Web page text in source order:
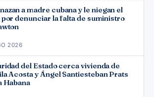
a madre cubana y le niegan el
por denunciar la falta de suministro
2026
del Estado cerca vivienda de
Acosta y Ángel Santiesteban Prats
Habana